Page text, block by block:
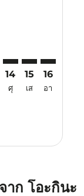
14
ศุ
15
เส
16
อา
าก โอะกินะ